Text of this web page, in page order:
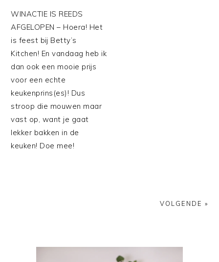
WINACTIE IS REEDS
AFGELOPEN – Hoera! Het
is feest bij Betty’s
Kitchen! En vandaag heb ik
dan ook een mooie prijs
voor een echte
keukenprins(es)! Dus
stroop die mouwen maar
vast op, want je gaat
lekker bakken in de
keuken! Doe mee!
VOLGENDE »